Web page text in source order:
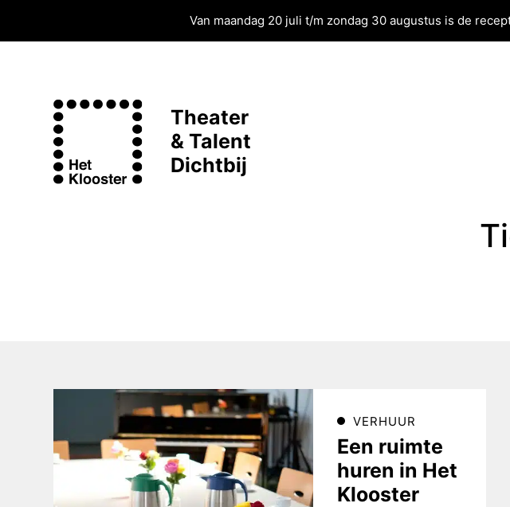
Van maandag 20 juli t/m zondag 30 augustus is de
Theater
& Talent
Dichtbij
VERHUUR
Een ruimte
huren in Het
Klooster